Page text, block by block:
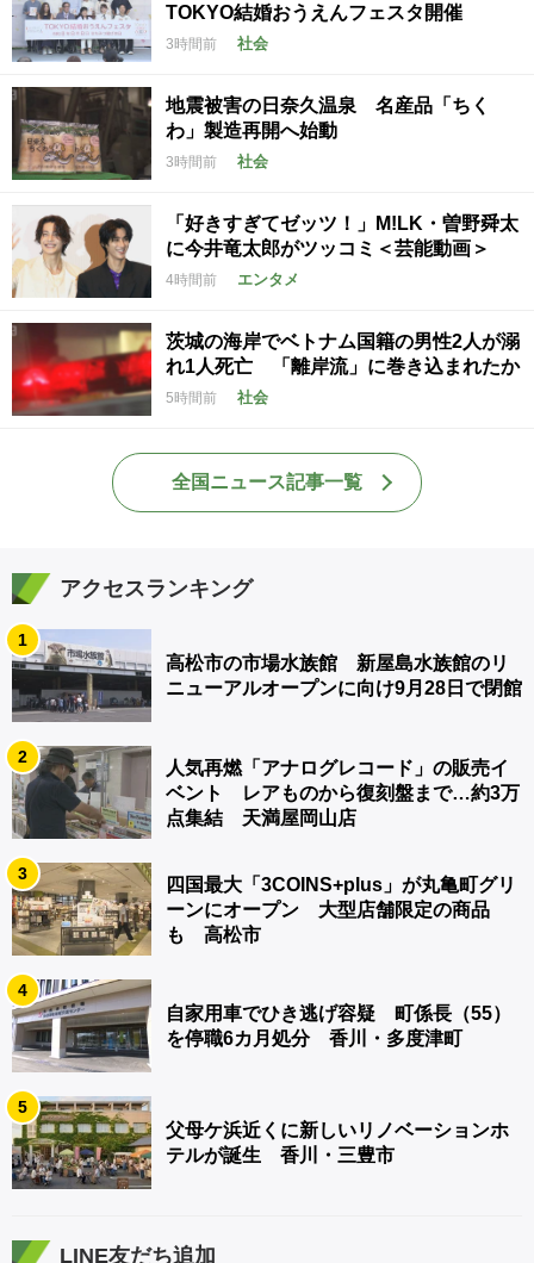
TOKYO結婚おうえんフェスタ開催
3時間前 社会
地震被害の日奈久温泉 名産品「ちく
わ」製造再開へ始動
3時間前 社会
「好きすぎてゼッツ！」M!LK・曽野舜太
に今井竜太郎がツッコミ＜芸能動画＞
4時間前 エンタメ
茨城の海岸でベトナム国籍の男性2人が溺
れ1人死亡 「離岸流」に巻き込まれたか
5時間前 社会
全国ニュース記事一覧
アクセスランキング
1
高松市の市場水族館 新屋島水族館のリ
ニューアルオープンに向け9月28日で閉館
2
人気再燃「アナログレコード」の販売イ
ベント レアものから復刻盤まで…約3万
点集結 天満屋岡山店
3
四国最大「3COINS+plus」が丸亀町グリ
ーンにオープン 大型店舗限定の商品
も 高松市
4
自家用車でひき逃げ容疑 町係長（55）
を停職6カ月処分 香川・多度津町
5
父母ケ浜近くに新しいリノベーションホ
テルが誕生 香川・三豊市
LINE友だち追加